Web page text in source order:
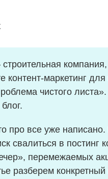
контент-маркетинг
чистого
про все уже
свалиться в
перемежаемых
разберем